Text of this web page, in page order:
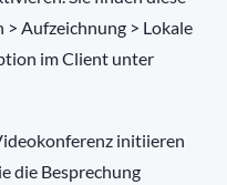
Aufzeichnung > Lokale
im Client unter
initiieren
die Besprechung